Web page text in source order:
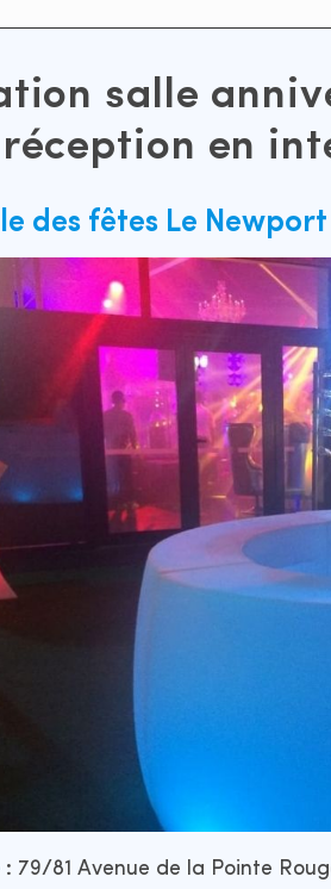
salle
réception en
des fêtes Le
: 79/81 Avenue de la Pointe